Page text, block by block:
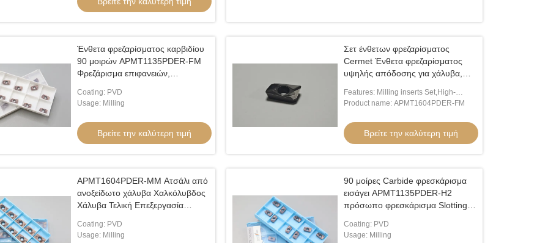
Ένθετα φρεζαρίσματος καρβιδίου
90 μοιρών APMT1135PDER-FM
Φρεζάρισμα επιφανειών,
καρβιδίου Εργαλεία κοπής
APMT1135
Coating: PVD
Usage: Milling
Βρείτε την καλύτερη τιμή
Σετ ένθετων φρεζαρίσματος
Cermet Ένθετα φρεζαρίσματος
υψηλής απόδοσης για χάλυβα,
APMT1604PDER-FM
Features: Milling inserts Set,High-
Performance Milling inserts for
Product name: APMT1604PDER-FM
Βρείτε την καλύτερη τιμή
APMT1604PDER-MM Ατσάλι από
ανοξείδωτο χάλυβα Χαλκόλυβδος
Χάλυβα Τελική Επεξεργασία
Σκόρπιση Σκόρπιση Εισαρτήματα
Coating: PVD
Usage: Milling
90 μοίρες Carbide φρεσκάρισμα
εισάγει APMT1135PDER-H2
πρόσωπο φρεσκάρισμα Slotting
εργαλεία κοπής για indexable
Coating: PVD
Usage: Milling